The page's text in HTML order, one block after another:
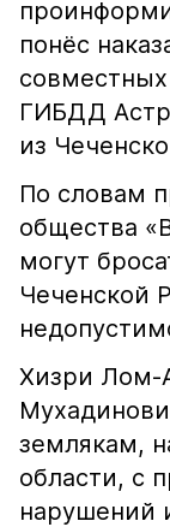
понёс
ГИБДД
из
По словам
общества
могут
Чеченской
Хизри Лом-
землякам,
области, с
нарушений